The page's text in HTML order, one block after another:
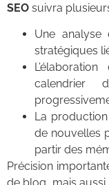
SEO suivra
Une
stratégiques
calendrier
La
de nouvelles
partir des
Précision